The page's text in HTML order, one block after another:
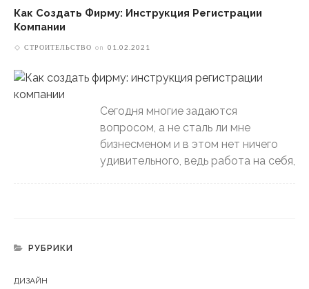
Как Создать Фирму: Инструкция Регистрации
Компании
СТРОИТЕЛЬСТВО on 01.02.2021
Сегодня многие задаются
вопросом, а не сталь ли мне
бизнесменом и в этом нет ничего
удивительного, ведь работа на себя,
РУБРИКИ
ДИЗАЙН